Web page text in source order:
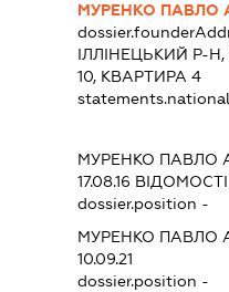
МУРЕНКО ПАВЛО
ІЛЛІНЕЦЬКИЙ Р-
10, КВАРТИРА 4
МУРЕНКО ПАВЛО
17.08.16 ВІДОМОСТІ
dossier.position -
МУРЕНКО ПАВЛО
10.09.21
dossier.position -